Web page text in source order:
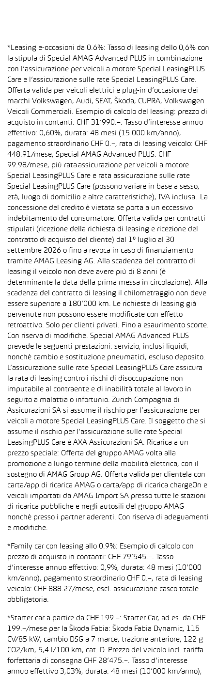
*Leasing e-occasioni da 0.6%: Tasso di leasing dello 0,6% con
la stipula di Special AMAG Advanced PLUS in combinazione
con l’assicurazione per veicoli a motore Special LeasingPLUS
Care e l’assicurazione sulle rate Special LeasingPLUS Care.
Offerta valida per veicoli elettrici e plug-in d’occasione dei
marchi Volkswagen, Audi, SEAT, Škoda, CUPRA, Volkswagen
Veicoli Commerciali. Esempio di calcolo del leasing: prezzo di
acquisto in contanti: CHF 31’990.–. Tasso d’interesse annuo
effettivo: 0,60%, durata: 48 mesi (15 000 km/anno),
pagamento straordinario CHF 0.–, rata di leasing veicolo: CHF
448.91/mese, Special AMAG Advanced PLUS: CHF
99.98/mese, più rata assicurazione per veicoli a motore
Special LeasingPLUS Care e rata assicurazione sulle rate
Special LeasingPLUS Care (possono variare in base a sesso,
età, luogo di domicilio e altre caratteristiche), IVA inclusa. La
concessione del credito è vietata se porta a un eccessivo
indebitamento del consumatore. Offerta valida per contratti
stipulati (ricezione della richiesta di leasing e ricezione del
contratto di acquisto del cliente) dal 1° luglio al 30
settembre 2026 o fino a revoca in caso di finanziamento
tramite AMAG Leasing AG. Alla scadenza del contratto di
leasing il veicolo non deve avere più di 8 anni (è
determinante la data della prima messa in circolazione). Alla
scadenza del contratto di leasing il chilometraggio non deve
essere superiore a 180’000 km. Le richieste di leasing già
pervenute non possono essere modificate con effetto
retroattivo. Solo per clienti privati. Fino a esaurimento scorte.
Con riserva di modifiche. Special AMAG Advanced PLUS
prevede le seguenti prestazioni: servizio, inclusi liquidi,
nonché cambio e sostituzione pneumatici, escluso deposito.
L’assicurazione sulle rate Special LeasingPLUS Care assicura
la rata di leasing contro i rischi di disoccupazione non
imputabile al contraente e di inabilità totale al lavoro in
seguito a malattia o infortunio. Zurich Compagnia di
Assicurazioni SA si assume il rischio per l’assicurazione per
veicoli a motore Special LeasingPLUS Care. Il soggetto che si
assume il rischio per l’assicurazione sulle rate Special
LeasingPLUS Care è AXA Assicurazioni SA. Ricarica a un
prezzo speciale: Offerta del gruppo AMAG volta alla
promozione a lungo termine della mobilità elettrica, con il
sostegno di AMAG Group AG. Offerta valida per clientela con
carta/app di ricarica AMAG o carta/app di ricarica chargeOn e
veicoli importati da AMAG Import SA presso tutte le stazioni
di ricarica pubbliche e negli autosili del gruppo AMAG
nonché presso i partner aderenti. Con riserva di adeguamenti
e modifiche.
*Family car con leasing allo 0.9%: Esempio di calcolo con
prezzo di acquisto in contanti: CHF 79’545.–. Tasso
d’interesse annuo effettivo: 0,9%, durata: 48 mesi (10’000
km/anno), pagamento straordinario CHF 0.–, rata di leasing
veicolo: CHF 888.27/mese, escl. assicurazione casco totale
obbligatoria.
*Starter car a partire da CHF 199.–: Starter Car, ad es. da CHF
199.–/mese per la Škoda Fabia: Škoda Fabia Dynamic, 115
CV/85 kW, cambio DSG a 7 marce, trazione anteriore, 122 g
CO2/km, 5,4 l/100 km, cat. D. Prezzo del veicolo incl. tariffa
forfettaria di consegna CHF 28’475.–. Tasso d’interesse
annuo effettivo 3,03%, durata: 48 mesi (10’000 km/anno),